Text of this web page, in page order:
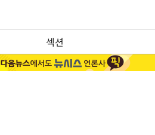
섹션